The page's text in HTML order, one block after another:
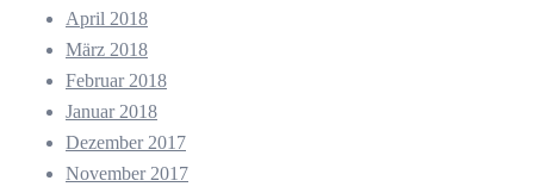
April 2018
März 2018
Februar 2018
Januar 2018
Dezember 2017
November 2017